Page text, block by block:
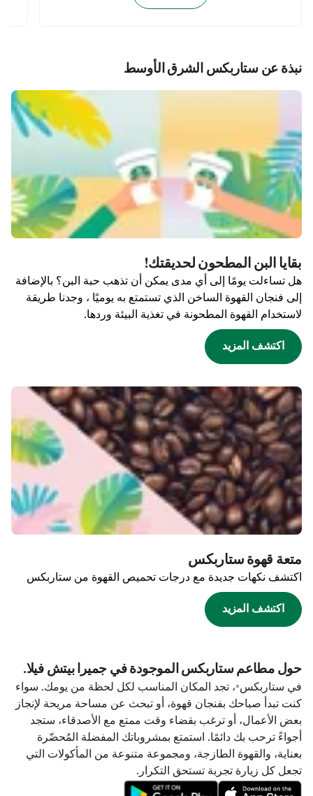
نبذة عن ستاربكس الشرق الأوسط
بقايا البن المطحون لحديقتك!
هل تساءلت يومًا إلى أي مدى يمكن أن تذهب حبة البن؟ بالإضافة
إلى فنجان القهوة الساخن الذي تستمتع به يوميًا ، وجدنا طريقة
لاستخدام القهوة المطحونة في تغذية البيئة وردها.
اكتشف المزيد
متعة قهوة ستاربكس
اكتشف نكهات جديدة مع درجات تحميص القهوة من ستاربكس
اكتشف المزيد
حول مطاعم ستاربكس الموجودة في جميرا بيتش فيلا.
في ستاربكس®، تجد المكان المناسب لكل لحظة من يومك. سواء
كنت تبدأ صباحك بفنجان قهوة، أو تبحث عن مساحة مريحة لإنجاز
بعض الأعمال، أو ترغب بقضاء وقت ممتع مع الأصدقاء، ستجد
أجواءً ترحب بك دائمًا. استمتع بمشروباتك المفضلة المُحضّرة
بعناية، والقهوة الطازجة، ومجموعة متنوعة من المأكولات التي
تجعل كل زيارة تجربة تستحق التكرار.